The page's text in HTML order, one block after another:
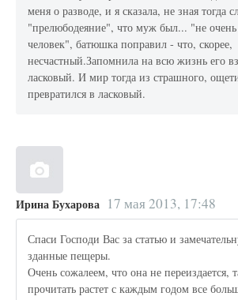
меня о разводе, и я сказала, не зная тогда
"прелюбодеяние", что муж был... "не
человек", батюшка поправил - что, скорее,
несчастный.Запомнила на всю жизнь его
ласковый. И мир тогда из страшного,
превратился в ласковый.
Ирина Бухарова 17 мая 2013, 17:48
Спаси Господи Вас за статью и
зданные пещеры.
Очень сожалеем, что она не переиздается,
прочитать растет с каждым годом все